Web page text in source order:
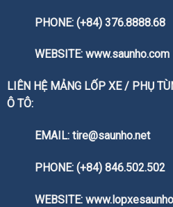
PHONE: (+84) 376.8888.68
WEBSITE: www.saunho.com
LIÊN HỆ MẢNG LỐP XE / PHỤ
Ô TÔ:
EMAIL: tire@saunho.net
PHONE: (+84) 846.502.502
WEBSITE: